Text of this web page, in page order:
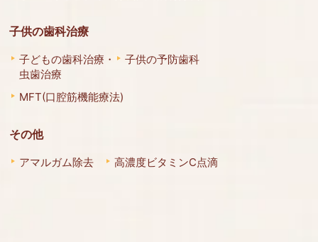
子供の歯科治療
子どもの歯科治療・
虫歯治療
子供の予防歯科
MFT(口腔筋機能療法)
その他
アマルガム除去 高濃度ビタミンC点滴